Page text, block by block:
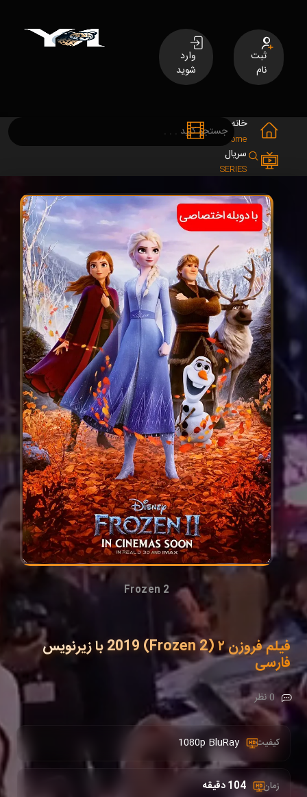
ثبت
نام
وارد
شوید
خانه
Home
سریال
SERIES
Frozen 2
فیلم فروزن ۲ (Frozen 2) 2019 با زیرنویس
فارسی
0 نظر
کیفیت : 1080p BluRay
زمان : 104 دقیقه